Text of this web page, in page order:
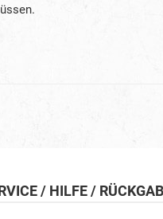
/ HILFE /